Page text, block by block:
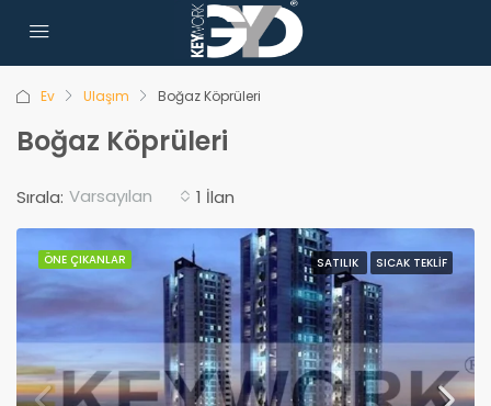
Ev Ulaşım Boğaz Köprüleri
Boğaz Köprüleri
1 İlan
Sırala: Varsayılan
ÖNE ÇIKANLAR SATILIK SICAK TEKLIF